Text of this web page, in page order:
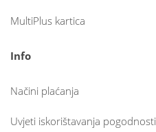
MultiPlus kartica
Info
Načini plaćanja
Uvjeti iskorištavanja pogodnosti